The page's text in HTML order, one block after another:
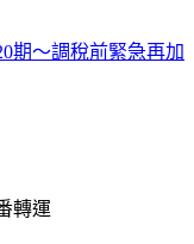
期～調稅前緊急再加
轉運